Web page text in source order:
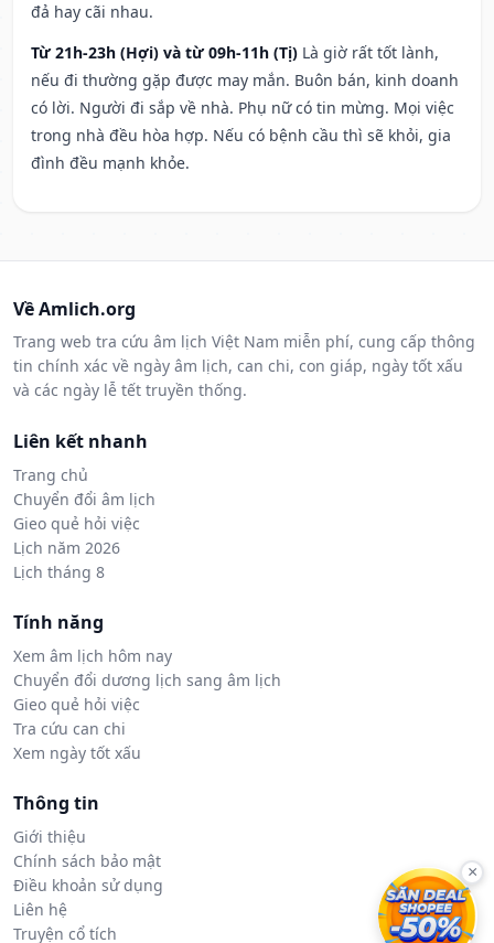
đả hay cãi nhau.
Từ 21h-23h (Hợi) và từ 09h-11h (Tị) Là giờ rất tốt lành,
nếu đi thường gặp được may mắn. Buôn bán, kinh doanh
có lời. Người đi sắp về nhà. Phụ nữ có tin mừng. Mọi việc
trong nhà đều hòa hợp. Nếu có bệnh cầu thì sẽ khỏi, gia
đình đều mạnh khỏe.
Về Amlich.org
Trang web tra cứu âm lịch Việt Nam miễn phí, cung cấp thông
tin chính xác về ngày âm lịch, can chi, con giáp, ngày tốt xấu
và các ngày lễ tết truyền thống.
Liên kết nhanh
Trang chủ
Chuyển đổi âm lịch
Gieo quẻ hỏi việc
Lịch năm 2026
Lịch tháng 8
Tính năng
Xem âm lịch hôm nay
Chuyển đổi dương lịch sang âm lịch
Gieo quẻ hỏi việc
Tra cứu can chi
Xem ngày tốt xấu
Thông tin
Giới thiệu
Chính sách bảo mật
Điều khoản sử dụng
Liên hệ
Truyện cổ tích
×